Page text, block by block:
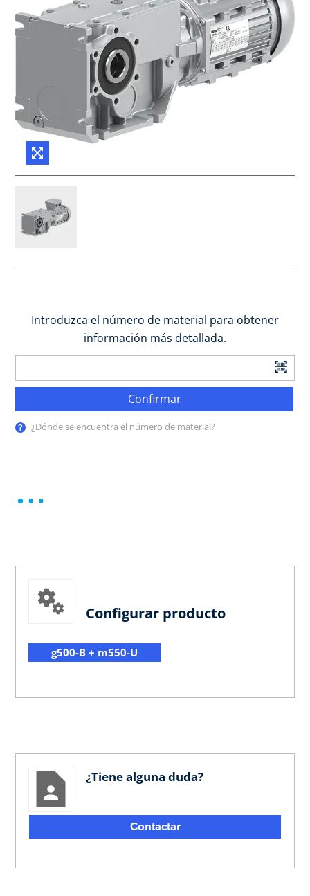
Introduzca el número de material para obtener
información más detallada.
Confirmar
¿Dónde se encuentra el número de material?
Configurar producto
g500-B + m550-U
¿Tiene alguna duda?
Contactar